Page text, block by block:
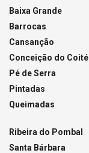
Baixa Grande
Barrocas
Cansanção
Conceição do Coité
Pé de Serra
Pintadas
Queimadas
Ribeira do Pombal
Santa Bárbara